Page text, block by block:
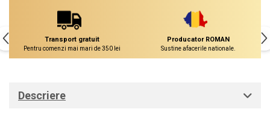
Transport gratuit
Pentru comenzi mai mari de 350 lei
Producator ROMAN
Sustine afacerile nationale.
Descriere